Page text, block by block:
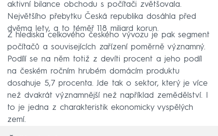
aktivní bilance obchodu s počítači zvětšovala.
Největšího přebytku Česká republika dosáhla před
dvěma lety, a to téměř 118 miliard korun.
Z hlediska celkového českého vývozu je pak segment
počítačů a souvisejících zařízení poměrně významný.
Podílí se na něm totiž z devíti procent a jeho podíl
na českém ročním hrubém domácím produktu
dosahuje 5,7 procenta. Jde tak o sektor, který je více
než dvakrát významnější než například zemědělství. I
to je jedna z charakteristik ekonomicky vyspělých
zemí.